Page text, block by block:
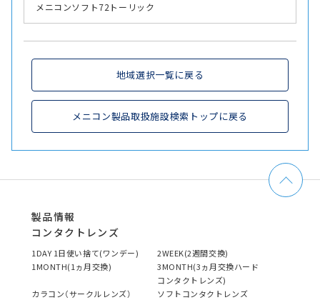
メニコンソフト72トーリック
地域選択一覧に戻る
メニコン製品取扱施設検索トップに戻る
製品情報
コンタクトレンズ
1DAY 1日使い捨て(ワンデー)
2WEEK(2週間交換)
1MONTH(1ヵ月交換)
3MONTH(3ヵ月交換ハード
コンタクトレンズ)
カラコン（サークルレンズ）
ソフトコンタクトレンズ